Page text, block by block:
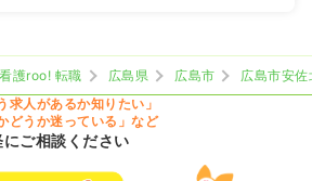
看護roo! 転職 広島県 広島市
広島市安佐
求人があるか知りたい」
どうか迷っている」など
にご相談ください